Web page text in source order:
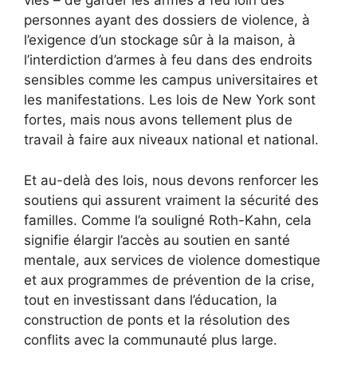
personnes ayant des dossiers de violence, à
l’exigence d’un stockage sûr à la maison, à
l’interdiction d’armes à feu dans des endroits
sensibles comme les campus universitaires et
les manifestations. Les lois de New York sont
fortes, mais nous avons tellement plus de
travail à faire aux niveaux national et national.
Et au-delà des lois, nous devons renforcer les
soutiens qui assurent vraiment la sécurité des
familles. Comme l’a souligné Roth-Kahn, cela
signifie élargir l’accès au soutien en santé
mentale, aux services de violence domestique
et aux programmes de prévention de la crise,
tout en investissant dans l’éducation, la
construction de ponts et la résolution des
conflits avec la communauté plus large.